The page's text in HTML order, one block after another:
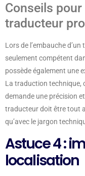
Conseils
traducteur
Lors de l’embauche
seulement compétent
possède également une
La traduction technique,
demande une précision
traducteur doit être tout
qu’avec le jargon
Astuce 4 :
localisation